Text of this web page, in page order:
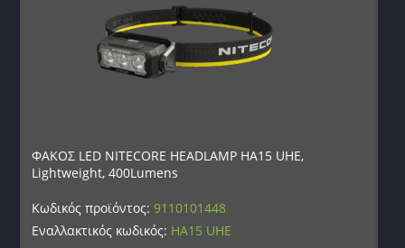
ΦΑΚΟΣ LED NITECORE HEADLAMP HA15 UHE,
Lightweight, 400Lumens
Κωδικός προϊόντος:9110101448
Εναλλακτικός κωδικός: HA15 UHE